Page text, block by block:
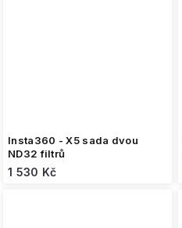
Insta360 - X5 sada dvou
ND32 filtrů
1 530 Kč